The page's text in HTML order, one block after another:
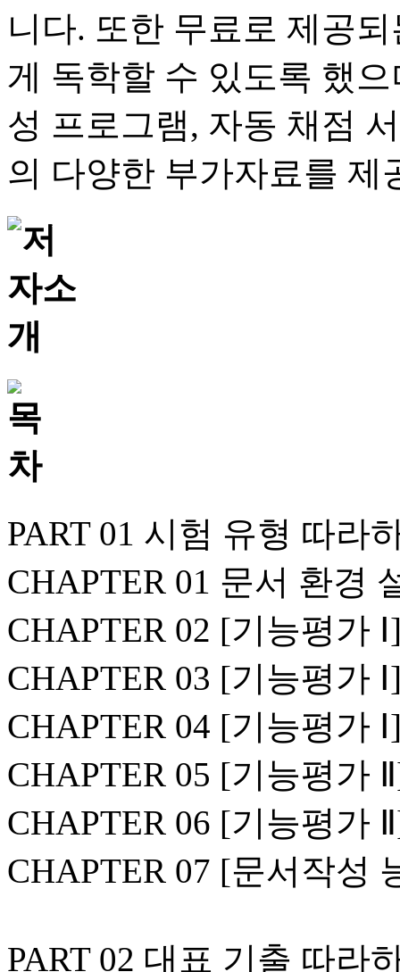
니다. 또한 무료로 제공
게 독학할 수 있도록 했
성 프로그램, 자동 채점
의 다양한 부가자료를 제
PART 01 시험 유형 따라
CHAPTER 01 문서 환경
CHAPTER 02 [기능평가
CHAPTER 03 [기능평가
CHAPTER 04 [기능평가
CHAPTER 05 [기능평가
CHAPTER 06 [기능평가
CHAPTER 07 [문서작성
PART 02 대표 기출 따라